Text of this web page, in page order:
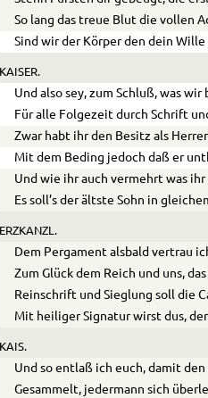
So lang das treue Blut die vollen
Sind wir der Körper den dein
KAISER.
Und also sey, zum Schluß, was
Für alle Folgezeit durch Schrift
Zwar habt ihr den Besitz als
Mit dem Beding jedoch daß er
Und wie ihr auch vermehrt was
Es soll’s der ältste Sohn in
ERZKANZL.
Dem Pergament alsbald vertrau
Zum Glück dem Reich und uns,
Reinschrift und Sieglung soll die
Mit heiliger Signatur wirst dus,
KAIS.
Und so entlaß ich euch, damit den
Gesammelt, jedermann sich